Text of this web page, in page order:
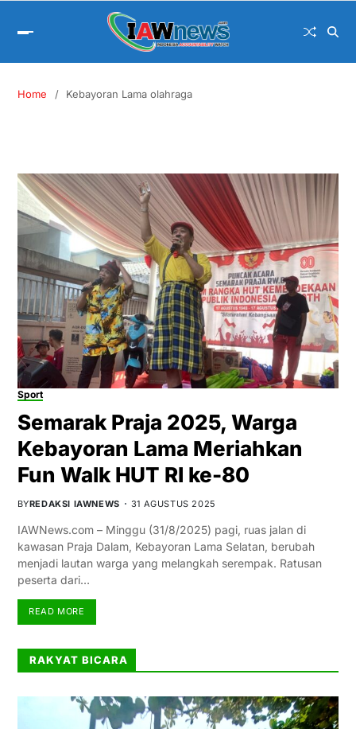
Home Kebayoran Lama olahraga
Sport
Semarak Praja 2025, Warga
Kebayoran Lama Meriahkan
Fun Walk HUT RI ke-80
BYREDAKSI IAWNEWS 31 AGUSTUS 2025
IAWNews.com – Minggu (31/8/2025) pagi, ruas jalan di
kawasan Praja Dalam, Kebayoran Lama Selatan, berubah
menjadi lautan warga yang melangkah serempak. Ratusan
peserta dari…
READ MORE
RAKYAT BICARA